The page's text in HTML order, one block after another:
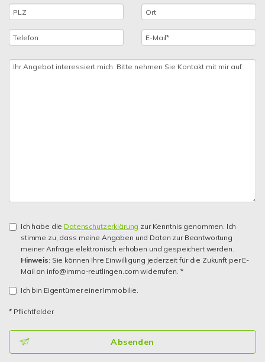
Ich habe die Datenschutzerklärung zur Kenntnis genommen. Ich
stimme zu, dass meine Angaben und Daten zur Beantwortung
meiner Anfrage elektronisch erhoben und gespeichert werden.
Hinweis: Sie können Ihre Einwilligung jederzeit für die Zukunft per E-
Mail an info@immo-reutlingen.com widerrufen. *
Ich bin Eigentümer einer Immobilie.
* Pflichtfelder
Absenden